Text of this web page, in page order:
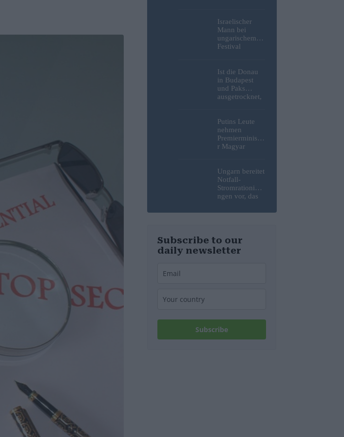
Überreste und
Sprengstoff aus
der Donau in
Budapest
Israelischer
Mann bei
ungarischem
Festival
Ist die Donau
in Budapest
und Paks
ausgetrocknet,
umgeleitet
haben?
Putins Leute
nehmen
Premierministe
r Magyar
verspotten
diesmal die
Energiekrise
und das Paks-
Ungarn bereitet
Notfall-
Stromrationieru
ngen vor, das
Paks könnte an
stillgelegt
werden
Subscribe to our
daily newsletter
Subscribe